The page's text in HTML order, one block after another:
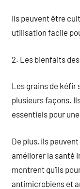
Ils peuvent être
utilisation facile
2. Les bienfaits
Les grains de kéfir
plusieurs façons.
essentiels pour
De plus, ils
améliorer la santé
montrent qu’ils
antimicrobiens et